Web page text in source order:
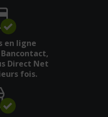
en ligne
Direct Net
fois.